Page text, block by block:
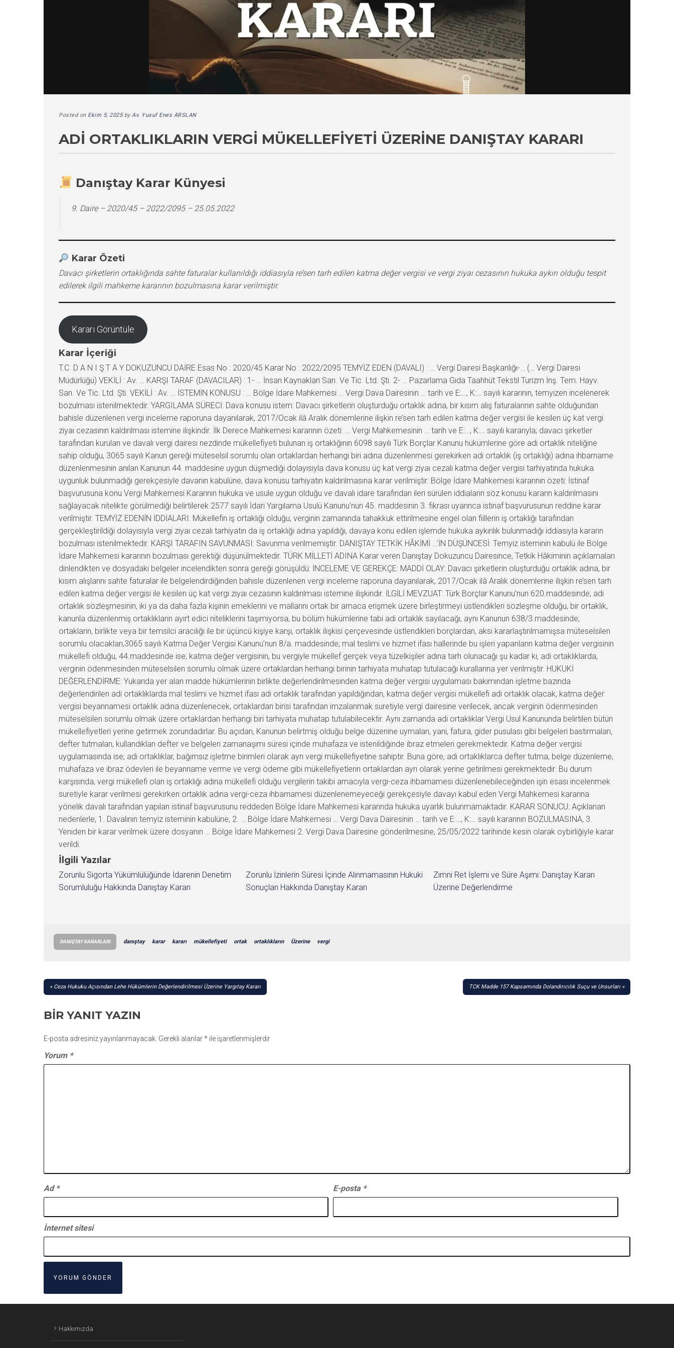
Posted on Ekim 5, 2025byAv. Yusuf Enes ARSLAN
ADI ORTAKLIKLARIN VERGI MÜKELLEFIYETI ÜZERINE DANIŞTAY KARARI
Danıştay Karar Künyesi
9. Daire – 2020/45 – 2022/2095 – 25.05.2022
Karar Özeti
Davacı şirketlerin ortaklığında sahte faturalar kullanıldığı iddiasıyla re’sen tarh edilen katma değer vergisi ve vergi ziyaı cezasının hukuka aykırı olduğu tespit
edilerek ilgili mahkeme kararının bozulmasına karar verilmiştir.
Kararı Görüntüle
Karar İçeriği
T.C. D A N I Ş T A Y DOKUZUNCU DAİRE Esas No : 2020/45 Karar No : 2022/2095 TEMYİZ EDEN (DAVALI) : … Vergi Dairesi Başkanlığı-… (… Vergi Dairesi
Müdürlüğü) VEKİLİ : Av. … KARŞI TARAF (DAVACILAR) : 1- … İnsan Kaynakları San. Ve Tic. Ltd. Şti. 2- … Pazarlama Gıda Taahhüt Tekstil Turizm İnş. Tem. Hayv.
San. Ve Tic. Ltd. Şti. VEKİLİ : Av. … İSTEMİN KONUSU : … Bölge İdare Mahkemesi … Vergi Dava Dairesinin … tarih ve E:…, K:… sayılı kararının, temyizen incelenerek
bozulması istenilmektedir. YARGILAMA SÜRECİ: Dava konusu istem: Davacı şirketlerin oluşturduğu ortaklık adına, bir kısım alış faturalarının sahte olduğundan
bahisle düzenlenen vergi inceleme raporuna dayanılarak, 2017/Ocak ilâ Aralık dönemlerine ilişkin re’sen tarh edilen katma değer vergisi ile kesilen üç kat vergi
ziyaı cezasının kaldırılması istemine ilişkindir. İlk Derece Mahkemesi kararının özeti: … Vergi Mahkemesinin … tarih ve E:…, K:… sayılı kararıyla; davacı şirketler
tarafından kurulan ve davalı vergi dairesi nezdinde mükellefiyeti bulunan iş ortaklığının 6098 sayılı Türk Borçlar Kanunu hükümlerine göre adi ortaklık niteliğine
sahip olduğu, 3065 sayılı Kanun gereği müteselsil sorumlu olan ortaklardan herhangi biri adına düzenlenmesi gerekirken adi ortaklık (iş ortaklığı) adına ihbarname
düzenlenmesinin anılan Kanunun 44. maddesine uygun düşmediği dolayısıyla dava konusu üç kat vergi ziyaı cezalı katma değer vergisi tarhiyatında hukuka
uygunluk bulunmadığı gerekçesiyle davanın kabulüne, dava konusu tarhiyatın kaldırılmasına karar verilmiştir. Bölge İdare Mahkemesi kararının özeti: İstinaf
başvurusuna konu Vergi Mahkemesi Kararının hukuka ve usule uygun olduğu ve davalı idare tarafından ileri sürülen iddiaların söz konusu kararın kaldırılmasını
sağlayacak nitelikte görülmediği belirtilerek 2577 sayılı İdari Yargılama Usulü Kanunu’nun 45. maddesinin 3. fıkrası uyarınca istinaf başvurusunun reddine karar
verilmiştir. TEMYİZ EDENİN İDDİALARI: Mükellefin iş ortaklığı olduğu, verginin zamanında tahakkuk ettirilmesine engel olan fiillerin iş ortaklığı tarafından
gerçekleştirildiği dolayısıyla vergi ziyaı cezalı tarhiyatın da iş ortaklığı adına yapıldığı, davaya konu edilen işlemde hukuka aykırılık bulunmadığı iddiasıyla kararın
bozulması istenilmektedir. KARŞI TARAFIN SAVUNMASI: Savunma verilmemiştir. DANIŞTAY TETKİK HÂKİMİ …’İN DÜŞÜNCESİ: Temyiz isteminin kabulü ile Bölge
İdare Mahkemesi kararının bozulması gerektiği düşünülmektedir. TÜRK MİLLETİ ADINA Karar veren Danıştay Dokuzuncu Dairesince, Tetkik Hâkiminin açıklamaları
dinlendikten ve dosyadaki belgeler incelendikten sonra gereği görüşüldü: İNCELEME VE GEREKÇE: MADDİ OLAY: Davacı şirketlerin oluşturduğu ortaklık adına, bir
kısım alışlarını sahte faturalar ile belgelendirdiğinden bahisle düzenlenen vergi inceleme raporuna dayanılarak, 2017/Ocak ilâ Aralık dönemlerine ilişkin re’sen tarh
edilen katma değer vergisi ile kesilen üç kat vergi ziyaı cezasının kaldırılması istemine ilişkindir. İLGİLİ MEVZUAT: Türk Borçlar Kanunu’nun 620.maddesinde; adi
ortaklık sözleşmesinin, iki ya da daha fazla kişinin emeklerini ve mallarını ortak bir amaca erişmek üzere birleştirmeyi üstlendikleri sözleşme olduğu, bir ortaklık,
kanunla düzenlenmiş ortaklıkların ayırt edici niteliklerini taşımıyorsa, bu bölüm hükümlerine tabi adi ortaklık sayılacağı, aynı Kanunun 638/3.maddesinde;
ortakların, birlikte veya bir temsilci aracılığı ile bir üçüncü kişiye karşı, ortaklık ilişkisi çerçevesinde üstlendikleri borçlardan, aksi kararlaştırılmamışsa müteselsilen
sorumlu olacakları,3065 sayılı Katma Değer Vergisi Kanunu’nun 8/a. maddesinde; mal teslimi ve hizmet ifası hallerinde bu işleri yapanların katma değer vergisinin
mükellefi olduğu, 44.maddesinde ise; katma değer vergisinin, bu vergiyle mükellef gerçek veya tüzelkişiler adına tarh olunacağı şu kadar ki, adi ortaklıklarda,
verginin ödenmesinden müteselsilen sorumlu olmak üzere ortaklardan herhangi birinin tarhiyata muhatap tutulacağı kurallarına yer verilmiştir. HUKUKİ
DEĞERLENDİRME: Yukarıda yer alan madde hükümlerinin birlikte değerlendirilmesinden katma değer vergisi uygulaması bakımından işletme bazında
değerlendirilen adi ortaklıklarda mal teslimi ve hizmet ifası adi ortaklık tarafından yapıldığından, katma değer vergisi mükellefi adi ortaklık olacak, katma değer
vergisi beyannamesi ortaklık adına düzenlenecek, ortaklardan birisi tarafından imzalanmak suretiyle vergi dairesine verilecek, ancak verginin ödenmesinden
müteselsilen sorumlu olmak üzere ortaklardan herhangi biri tarhiyata muhatap tutulabilecektir. Aynı zamanda adi ortaklıklar Vergi Usul Kanununda belirtilen bütün
mükellefiyetleri yerine getirmek zorundadırlar. Bu açıdan, Kanunun belirtmiş olduğu belge düzenine uymaları, yani, fatura, gider pusulası gibi belgeleri bastırmaları,
defter tutmaları, kullandıkları defter ve belgeleri zamanaşımı süresi içinde muhafaza ve istenildiğinde ibraz etmeleri gerekmektedir. Katma değer vergisi
uygulamasında ise; adi ortaklıklar, bağımsız işletme birimleri olarak ayrı vergi mükellefiyetine sahiptir. Buna göre, adi ortaklıklarca defter tutma, belge düzenleme,
muhafaza ve ibraz ödevleri ile beyanname verme ve vergi ödeme gibi mükellefiyetlerin ortaklardan ayrı olarak yerine getirilmesi gerekmektedir. Bu durum
karşısında, vergi mükellefi olan iş ortaklığı adına mükellefi olduğu vergilerin takibi amacıyla vergi-ceza ihbarnamesi düzenlenebileceğinden işin esası incelenmek
suretiyle karar verilmesi gerekirken ortaklık adına vergi-ceza ihbarnamesi düzenlenemeyeceği gerekçesiyle davayı kabul eden Vergi Mahkemesi kararına
yönelik davalı tarafından yapılan istinaf başvurusunu reddeden Bölge İdare Mahkemesi kararında hukuka uyarlık bulunmamaktadır. KARAR SONUCU: Açıklanan
nedenlerle; 1. Davalının temyiz isteminin kabulüne, 2. … Bölge İdare Mahkemesi … Vergi Dava Dairesinin … tarih ve E:…, K:… sayılı kararının BOZULMASINA, 3.
Yeniden bir karar verilmek üzere dosyanın … Bölge İdare Mahkemesi 2. Vergi Dava Dairesine gönderilmesine, 25/05/2022 tarihinde kesin olarak oybirliğiyle karar
verildi.
İlgili Yazılar
Zorunlu Sigorta Yükümlülüğünde İdarenin Denetim
Sorumluluğu Hakkında Danıştay Kararı
Zorunlu İzinlerin Süresi İçinde Alınmamasının Hukuki
Sonuçları Hakkında Danıştay Kararı
Zımni Ret İşlemi ve Süre Aşımı: Danıştay Kararı
Üzerine Değerlendirme
DANIŞTAY KARARLARI danıştay karar kararı mükellefiyeti ortak ortaklıkların Üzerine vergi
YAZI
Ceza Hukuku Açısından Lehe Hükümlerin Değerlendirilmesi Üzerine Yargıtay Kararı TCK Madde 157 Kapsamında Dolandırıcılık Suçu ve Unsurları
BIR YANIT YAZIN
E-posta adresiniz yayınlanmayacak. Gerekli alanlar* ile işaretlenmişlerdir
Yorum *
Ad * E-posta *
İnternet sitesi
Hakkımızda